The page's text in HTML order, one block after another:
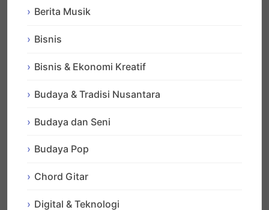
Berita Musik
Bisnis
Bisnis & Ekonomi Kreatif
Budaya & Tradisi Nusantara
Budaya dan Seni
Budaya Pop
Chord Gitar
Digital & Teknologi